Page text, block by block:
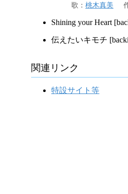
歌 ： 桃木真美
Shining your Heart
伝えたいキモチ
関連リンク
特設サイト等